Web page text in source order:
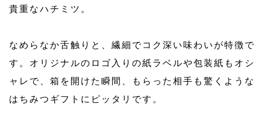
貴重なハチミツ。
なめらなか舌触りと、繊細でコク深い味わいが特徴で
す。オリジナルのロゴ入りの紙ラベルや包装紙もオシ
ャレで、箱を開けた瞬間、もらった相手も驚くような
はちみつギフトにピッタリです。